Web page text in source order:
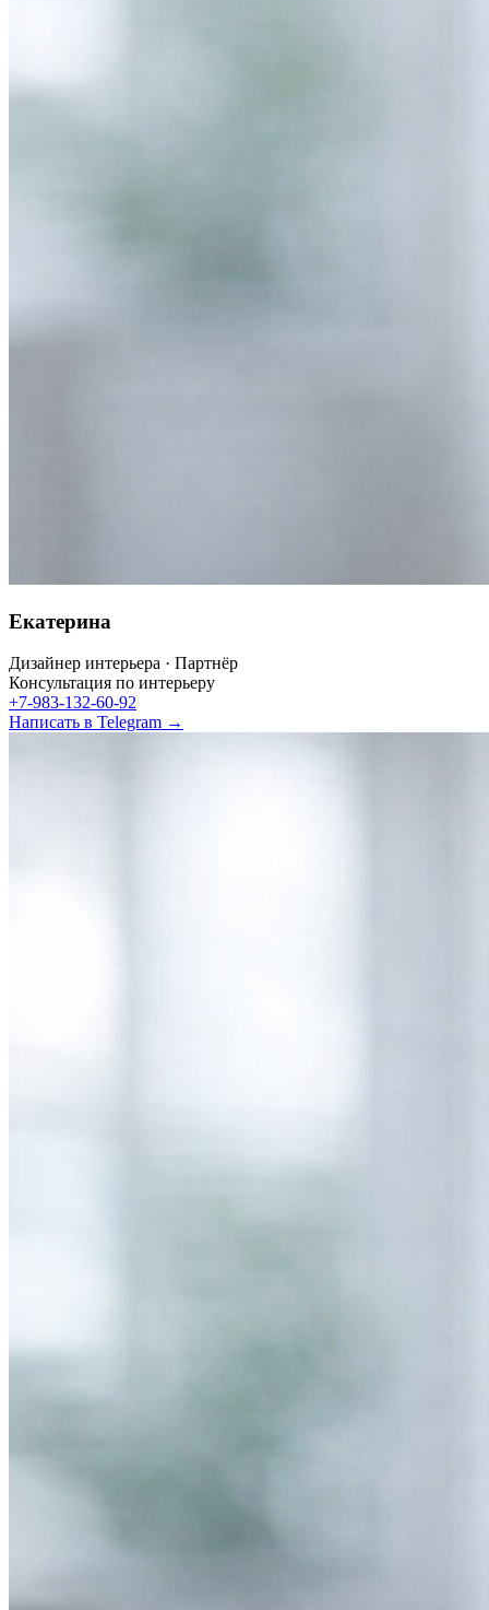
Екатерина
Дизайнер интерьера · Партнёр
Консультация по интерьеру
+7-983-132-60-92
Написать в Telegram →